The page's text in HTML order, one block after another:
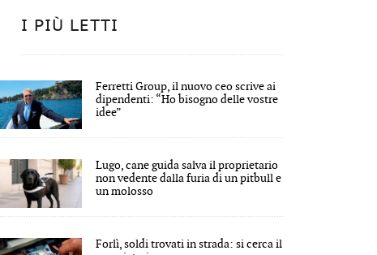
I PIÙ LETTI
Ferretti Group, il nuovo ceo scrive ai
dipendenti: “Ho bisogno delle vostre
idee”
Lugo, cane guida salva il proprietario
non vedente dalla furia di un pitbull e
un molosso
Forlì, soldi trovati in strada: si cerca il